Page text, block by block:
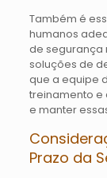
Também é
humanos
de segurança
soluções de
que a equipe
treinamento e
e manter
Prazo da